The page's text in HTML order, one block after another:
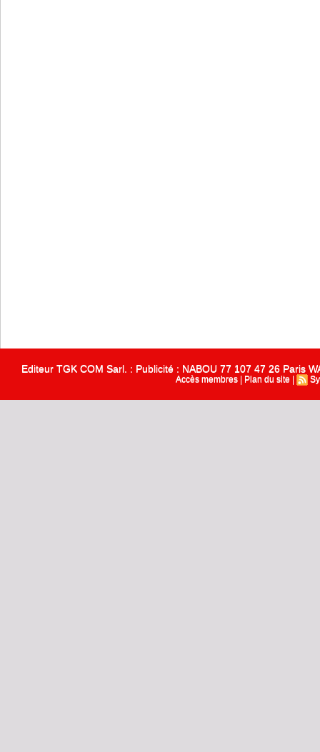
Editeur TGK COM Sarl. : Publicité : NABOU 77 107 47 26 Paris
Accès membres Plan du site